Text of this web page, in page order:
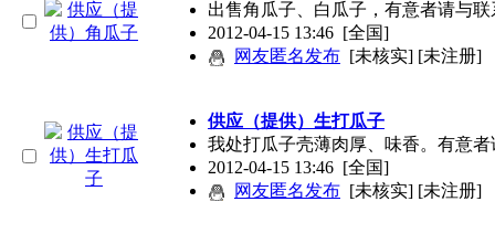
出售角瓜子、白瓜子，有意者请与联
2012-04-15 13:46 [全国]
网友匿名发布 [未核实] [未注册]
供应（提供）生打瓜子
我处打瓜子壳薄肉厚、味香。有意
2012-04-15 13:46 [全国]
网友匿名发布 [未核实] [未注册]